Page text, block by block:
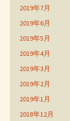
2019年7月
2019年6月
2019年5月
2019年4月
2019年3月
2019年2月
2019年1月
2018年12月